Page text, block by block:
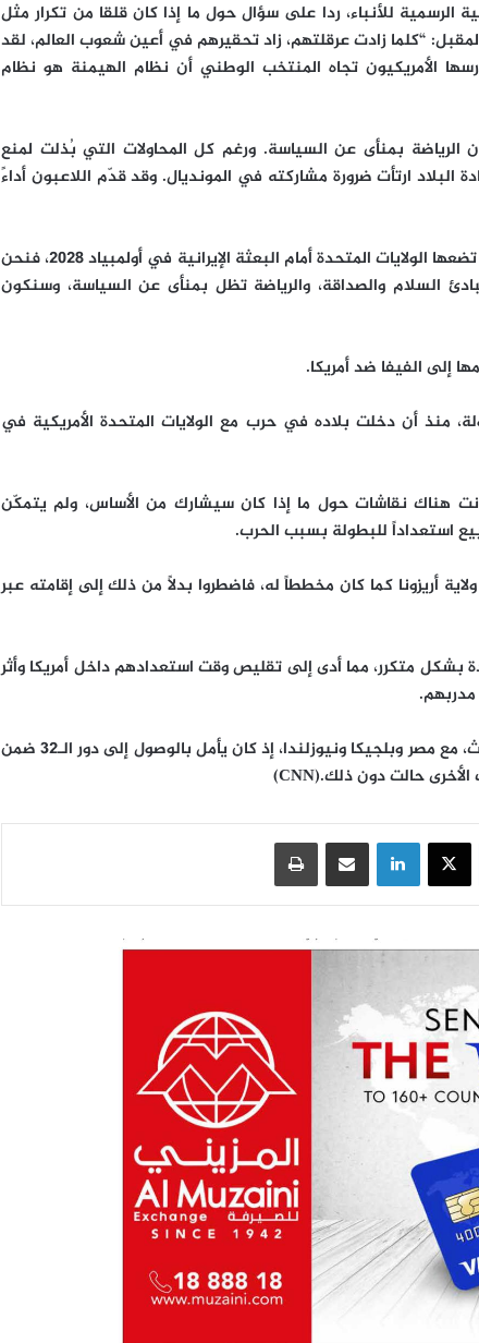
الرسمية للأنباء، ردا على سؤال حول ما إذا كان قلقا من تكرار مثل
“كلما زادت عرقلتهم، زاد تحقيرهم في أعين شعوب العالم، لقد
الأمريكيون تجاه المنتخب الوطني أن نظام الهيمنة هو نظام
الرياضة بمنأى عن السياسة. ورغم كل المحاولات التي بُذلت لمنع
البلاد ارتأت ضرورة مشاركته في المونديال. وقد قدّم اللاعبون أداءً
وأكد أنهم “لا تساورهم أي مخاوف بشأن العراقيل التي قد تضعها الولايات المتحدة أمام البعثة الإيرانية في أولمبياد 2028، فنحن
السلام والصداقة، والرياضة تظل بمنأى عن السياسة، وسنكون
إلى الفيفا ضد أمريكا.
منذ أن دخلت بلاده في حرب مع الولايات المتحدة الأمريكية في
هناك نقاشات حول ما إذا كان سيشارك من الأساس، ولم يتمكّن
استعداداً للبطولة بسبب الحرب.
أريزونا كما كان مخططاً له، فاضطروا بدلاً من ذلك إلى إقامته عبر
بشكل متكرر، مما أدى إلى تقليص وقت استعدادهم داخل أمريكا وأثر
مدربهم.
ولم يكن الحظ حليفاً للمنتخب الإيراني بعد المباريات الثلاث، مع مصر وبلجيكا ونيوزلندا، إذ كان يأمل بالوصول إلى دور الـ32 ضمن
(CNN)
فيسبوك‫X لينكدإنمشاركة عبر البريد طباعة